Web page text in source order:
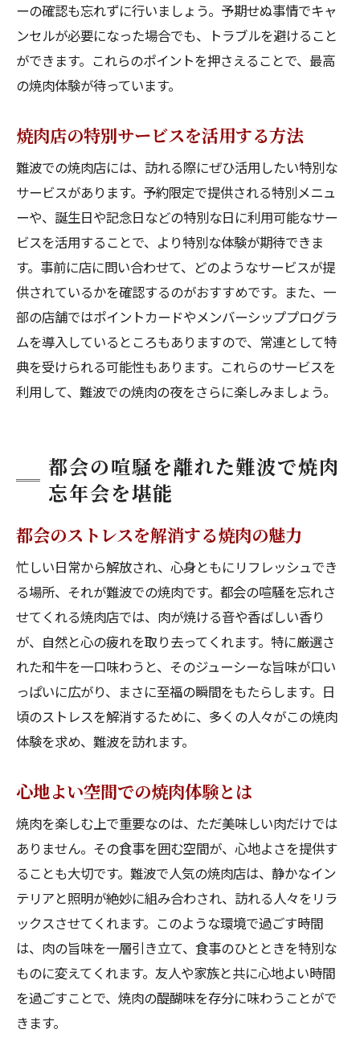
ーの確認も忘れずに行いましょう。予期せぬ事情でキャ
ンセルが必要になった場合でも、トラブルを避けること
ができます。これらのポイントを押さえることで、最高
の焼肉体験が待っています。
焼肉店の特別サービスを活用する方法
難波での焼肉店には、訪れる際にぜひ活用したい特別な
サービスがあります。予約限定で提供される特別メニュ
ーや、誕生日や記念日などの特別な日に利用可能なサー
ビスを活用することで、より特別な体験が期待できま
す。事前に店に問い合わせて、どのようなサービスが提
供されているかを確認するのがおすすめです。また、一
部の店舗ではポイントカードやメンバーシッププログラ
ムを導入しているところもありますので、常連として特
典を受けられる可能性もあります。これらのサービスを
利用して、難波での焼肉の夜をさらに楽しみましょう。
都会の喧騒を離れた難波で焼肉
忘年会を堪能
都会のストレスを解消する焼肉の魅力
忙しい日常から解放され、心身ともにリフレッシュでき
る場所、それが難波での焼肉です。都会の喧騒を忘れさ
せてくれる焼肉店では、肉が焼ける音や香ばしい香り
が、自然と心の疲れを取り去ってくれます。特に厳選さ
れた和牛を一口味わうと、そのジューシーな旨味が口い
っぱいに広がり、まさに至福の瞬間をもたらします。日
頃のストレスを解消するために、多くの人々がこの焼肉
体験を求め、難波を訪れます。
心地よい空間での焼肉体験とは
焼肉を楽しむ上で重要なのは、ただ美味しい肉だけでは
ありません。その食事を囲む空間が、心地よさを提供す
ることも大切です。難波で人気の焼肉店は、静かなイン
テリアと照明が絶妙に組み合わされ、訪れる人々をリラ
ックスさせてくれます。このような環境で過ごす時間
は、肉の旨味を一層引き立て、食事のひとときを特別な
ものに変えてくれます。友人や家族と共に心地よい時間
を過ごすことで、焼肉の醍醐味を存分に味わうことがで
きます。